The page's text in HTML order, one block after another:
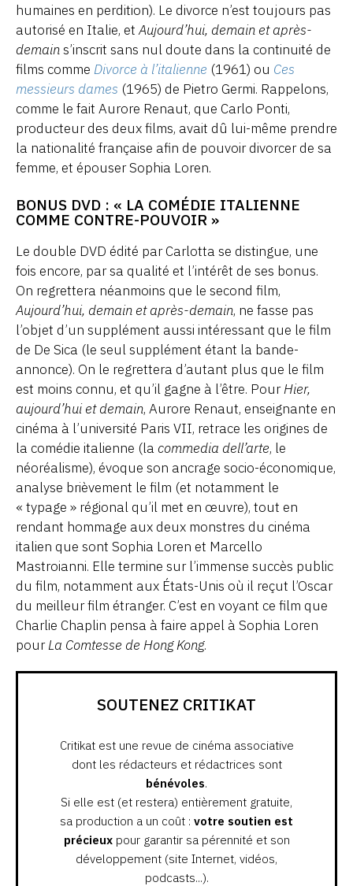
humaines en perdition). Le divorce n’est toujours pas
autorisé en Italie, etAujourd’hui, demain et après-
demains’inscrit sans nul doute dans la continuité de
films comme Divorce à l’italienne (1961) ou Ces
messieurs dames (1965) de Pietro Germi. Rappelons,
comme le fait Aurore Renaut, que Carlo Ponti,
producteur des deux films, avait dû lui-même prendre
la nationalité française afin de pouvoir divorcer de sa
femme, et épouser Sophia Loren.
BONUS DVD : « LA COMÉDIE ITALIENNE
COMME CONTRE-POUVOIR »
Le double DVD édité par Carlotta se distingue, une
fois encore, par sa qualité et l’intérêt de ses bonus.
On regrettera néanmoins que le second film,
Aujourd’hui, demain et après-demain, ne fasse pas
l’objet d’un supplément aussi intéressant que le film
de De Sica (le seul supplément étant la bande-
annonce). On le regrettera d’autant plus que le film
est moins connu, et qu’il gagne à l’être. PourHier,
aujourd’hui et demain, Aurore Renaut, enseignante en
cinéma à l’université Paris VII, retrace les origines de
la comédie italienne (la commedia dell’arte, le
néoréalisme), évoque son ancrage socio-économique,
analyse brièvement le film (et notamment le
« typage » régional qu’il met en œuvre), tout en
rendant hommage aux deux monstres du cinéma
italien que sont Sophia Loren et Marcello
Mastroianni. Elle termine sur l’immense succès public
du film, notamment aux États-Unis où il reçut l’Oscar
du meilleur film étranger. C’est en voyant ce film que
Charlie Chaplin pensa à faire appel à Sophia Loren
pourLa Comtesse de Hong Kong.
SOUTENEZ CRITIKAT
Critikat est une revue de cinéma associative
dont les rédacteurs et rédactrices sont
bénévoles.
Si elle est (et restera) entièrement gratuite,
sa production a un coût : votre soutien est
précieuxpour garantir sa pérennité et son
développement (site Internet, vidéos,
podcasts...).